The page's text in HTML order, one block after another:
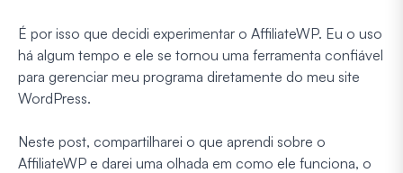
É por isso que decidi experimentar o AffiliateWP. Eu o uso
há algum tempo e ele se tornou uma ferramenta confiável
para gerenciar meu programa diretamente do meu site
WordPress.
Neste post, compartilharei o que aprendi sobre o
AffiliateWP e darei uma olhada em como ele funciona, o